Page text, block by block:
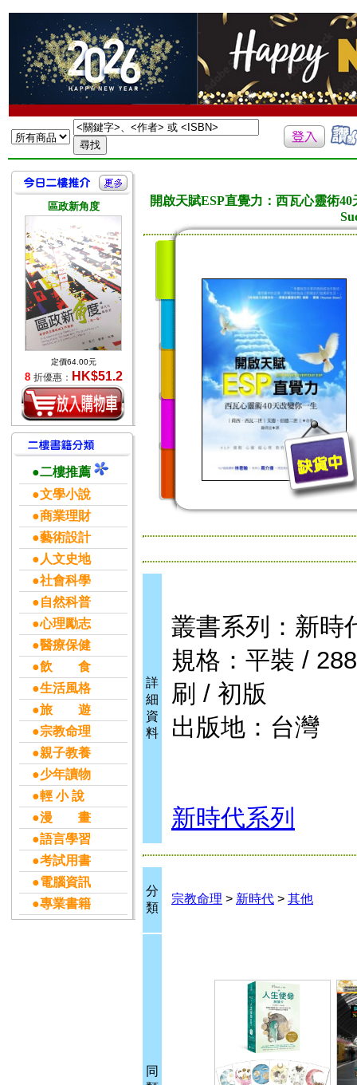
區政新角度
定價64.00元
8 折優惠： HK$51.2
●二樓推薦
●文學小說
●商業理財
●藝術設計
●人文史地
●社會科學
●自然科普
●心理勵志
●醫療保健
●飲 食
●生活風格
●旅 遊
●宗教命理
●親子教養
●少年讀物
●輕 小 說
●漫 畫
●語言學習
●考試用書
●電腦資訊
●專業書籍
開啟天賦ESP直覺力：西瓦心靈術40
詳
細
資
料
叢書系列：新時
規格：平裝 /
刷 / 初版
出版地：台灣
新時代系列
分
類
宗教命理 > 新時代 > 其他
同